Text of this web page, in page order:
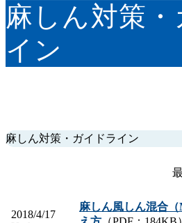
麻しん対策・
イン
麻しん対策・ガイドライン
2018/4/17
麻しん風しん混合